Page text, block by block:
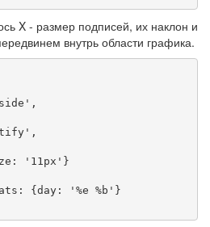
X - размер подписей, их наклон и
внутрь области графика.